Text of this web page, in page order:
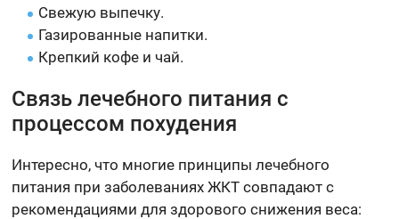
Свежую выпечку.
Газированные напитки.
Крепкий кофе и чай.
Связь лечебного питания с
процессом похудения
Интересно, что многие принципы лечебного
питания при заболеваниях ЖКТ совпадают с
рекомендациями для здорового снижения веса: